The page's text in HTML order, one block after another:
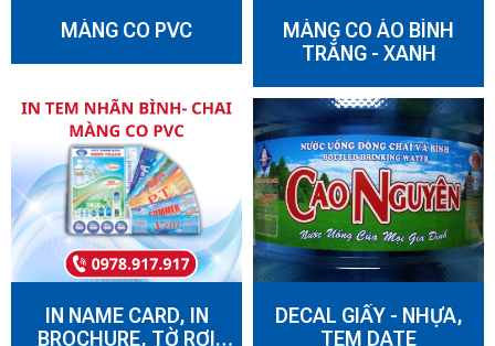
MÀNG CO PVC
MÀNG CO ÁO BÌNH
TRẮNG - XANH
IN NAME CARD, IN
BROCHURE, TỜ RƠI
DECAL GIẤY - NHỰA,
TEM DATE